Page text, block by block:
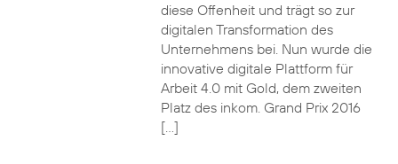
diese Offenheit und trägt so zur
digitalen Transformation des
Unternehmens bei. Nun wurde die
innovative digitale Plattform für
Arbeit 4.0 mit Gold, dem zweiten
Platz des inkom. Grand Prix 2016
[…]